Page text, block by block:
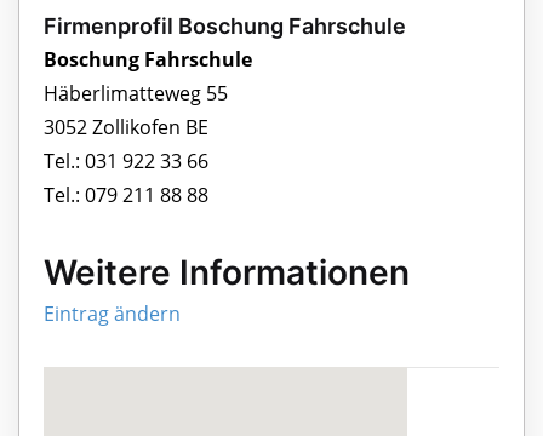
Firmenprofil Boschung Fahrschule
Boschung Fahrschule
Häberlimatteweg 55
3052 Zollikofen BE
Tel.: 031 922 33 66
Tel.: 079 211 88 88
Weitere Informationen
Eintrag ändern